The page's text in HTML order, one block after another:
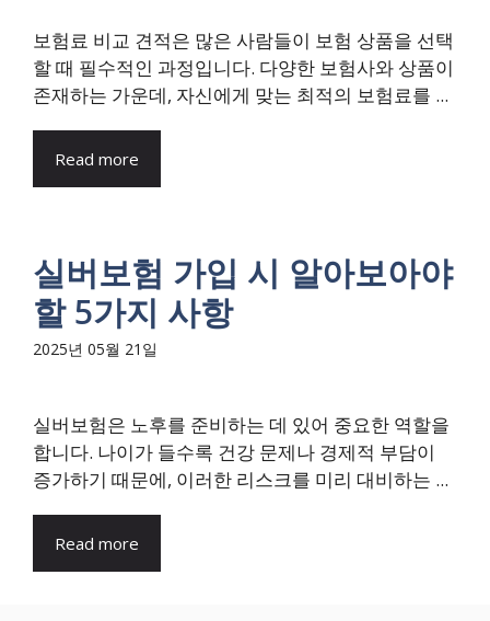
보험료 비교 견적은 많은 사람들이 보험 상품을 선택
할 때 필수적인 과정입니다. 다양한 보험사와 상품이
존재하는 가운데, 자신에게 맞는 최적의 보험료를 ...
Read more
실버보험 가입 시 알아보아야
할 5가지 사항
2025년 05월 21일
실버보험은 노후를 준비하는 데 있어 중요한 역할을
합니다. 나이가 들수록 건강 문제나 경제적 부담이
증가하기 때문에, 이러한 리스크를 미리 대비하는 ...
Read more